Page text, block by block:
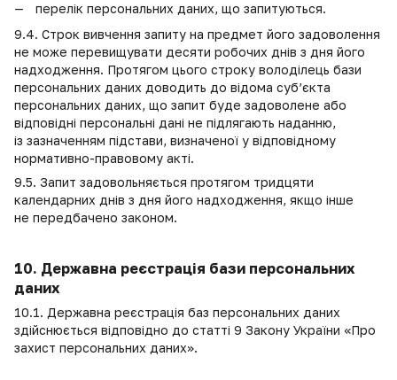
перелік персональних даних, що запитуються.
9.4. Строк вивчення запиту на предмет його задоволення
не може перевищувати десяти робочих днів з дня його
надходження. Протягом цього строку володілець бази
персональних даних доводить до відома суб’єкта
персональних даних, що запит буде задоволене або
відповідні персональні дані не підлягають наданню,
із зазначенням підстави, визначеної у відповідному
нормативно-правовому акті.
9.5. Запит задовольняється протягом тридцяти
календарних днів з дня його надходження, якщо інше
не передбачено законом.
10. Державна реєстрація бази персональних
даних
10.1. Державна реєстрація баз персональних даних
здійснюється відповідно до статті 9 Закону України «Про
захист персональних даних».